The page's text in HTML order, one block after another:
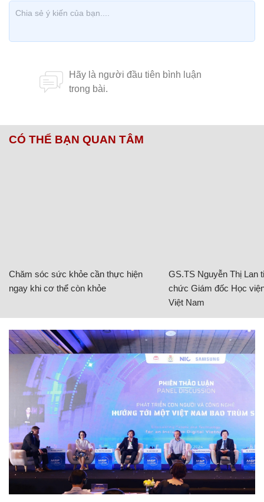
CÓ THỂ BẠN QUAN TÂM
Chăm sóc sức khỏe cần thực hiện
ngay khi cơ thể còn khỏe
GS.TS Nguyễn Thị Lan
chức Giám đốc Học
Việt Nam